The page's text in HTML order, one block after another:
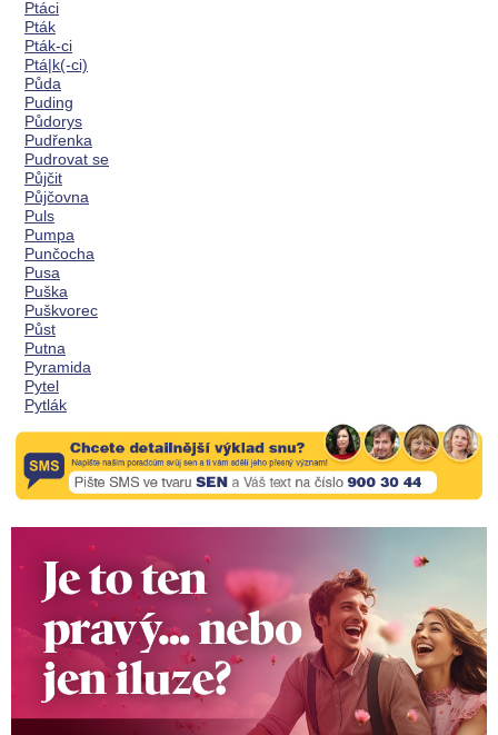
Ptáci
Pták
Pták-ci
Ptá|k(-ci)
Půda
Puding
Půdorys
Pudřenka
Pudrovat se
Půjčit
Půjčovna
Puls
Pumpa
Punčocha
Pusa
Puška
Puškvorec
Půst
Putna
Pyramida
Pytel
Pytlák